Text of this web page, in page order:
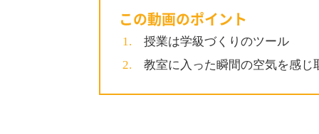
この動画のポイント
授業は学級づくりのツール
教室に入った瞬間の空気を感じ